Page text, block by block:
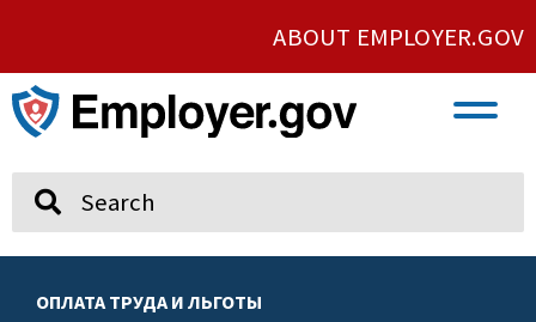
ABOUT EMPLOYER.GOV
ОПЛАТА ТРУДА И ЛЬГОТЫ